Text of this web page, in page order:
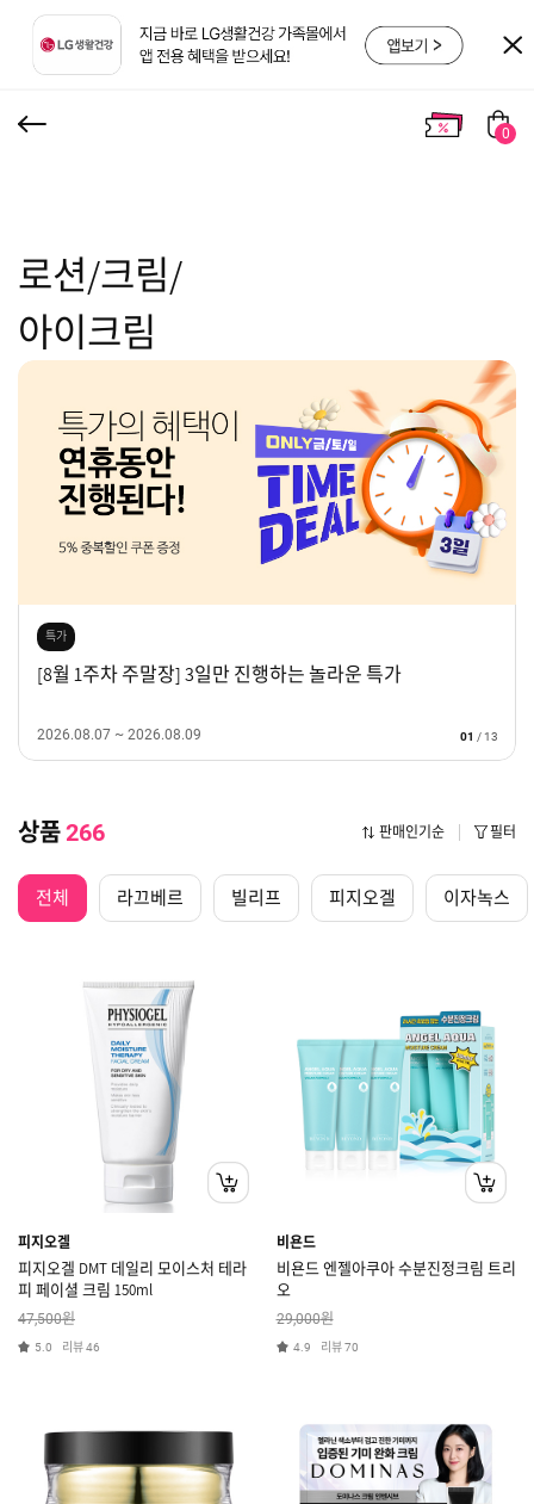
0
로션/크림/
아이크림
특가
[8월 1주차 주말장] 3일만 진행하는 놀라운 특가
2026.08.07 ~ 2026.08.09 01 /13
상품266 판매인기순 필터
전체 라끄베르 빌리프 피지오겔 이자녹스
피지오겔
피지오겔 DMT 데일리 모이스처 테라
피 페이셜 크림 150ml
47,500원
5.0 리뷰46
비욘드
비욘드 엔젤아쿠아 수분진정크림 트리
오
29,000원
4.9 리뷰70